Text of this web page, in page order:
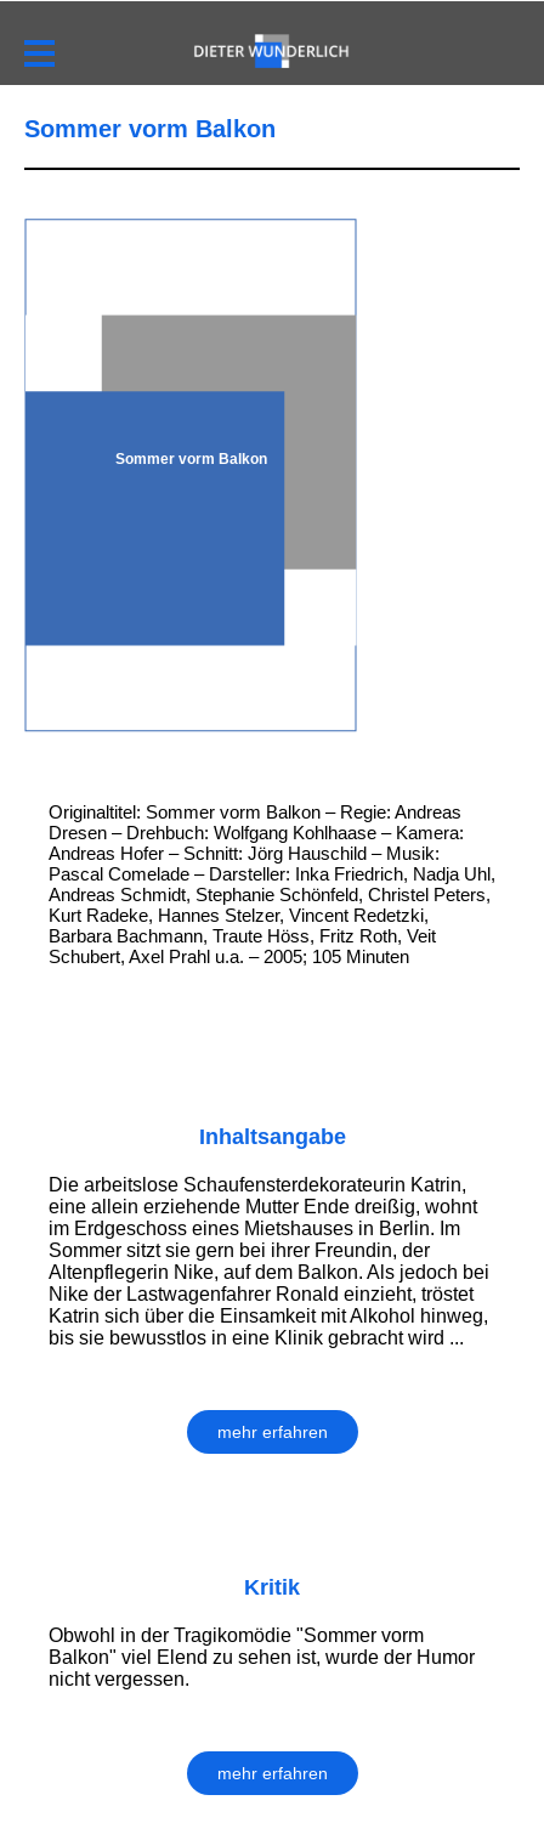
Sommer vorm Balkon
Sommer vorm Balkon
Originaltitel: Sommer vorm Balkon – Regie: Andreas
Dresen – Drehbuch: Wolfgang Kohlhaase – Kamera:
Andreas Hofer – Schnitt: Jörg Hauschild – Musik:
Pascal Comelade – Darsteller: Inka Friedrich, Nadja Uhl,
Andreas Schmidt, Stephanie Schönfeld, Christel Peters,
Kurt Radeke, Hannes Stelzer, Vincent Redetzki,
Barbara Bachmann, Traute Höss, Fritz Roth, Veit
Schubert, Axel Prahl u.a. – 2005; 105 Minuten
Inhaltsangabe
Die arbeitslose Schaufensterdekorateurin Katrin,
eine allein erziehende Mutter Ende dreißig, wohnt
im Erdgeschoss eines Mietshauses in Berlin. Im
Sommer sitzt sie gern bei ihrer Freundin, der
Altenpflegerin Nike, auf dem Balkon. Als jedoch bei
Nike der Lastwagenfahrer Ronald einzieht, tröstet
Katrin sich über die Einsamkeit mit Alkohol hinweg,
bis sie bewusstlos in eine Klinik gebracht wird ...
mehr erfahren
Kritik
Obwohl in der Tragikomödie "Sommer vorm
Balkon" viel Elend zu sehen ist, wurde der Humor
nicht vergessen.
mehr erfahren